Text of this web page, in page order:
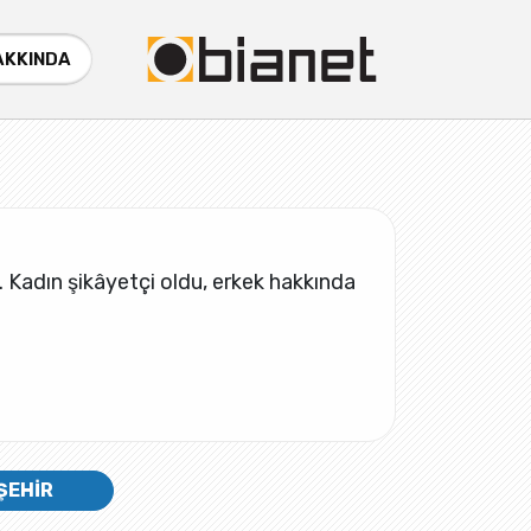
şikâyetçi oldu, erkek hakkında